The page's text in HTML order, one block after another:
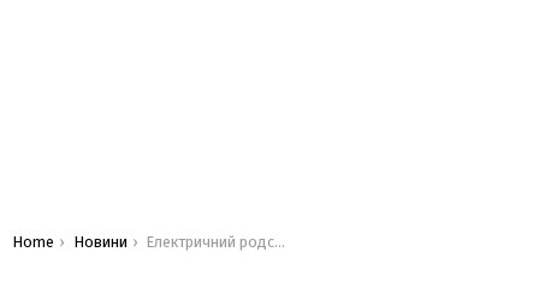
You are here:
Home Новини Електричний родстер MG Cyberster отримав спеціальне видання Red Top Edition: у чому його фішки